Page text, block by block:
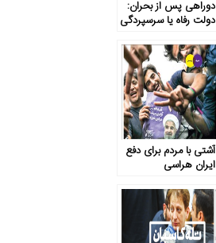
دوراهی پس از بحران:
دولت رفاه یا سرسپردگی
آشتی با مردم برای دفع
ایران هراسی